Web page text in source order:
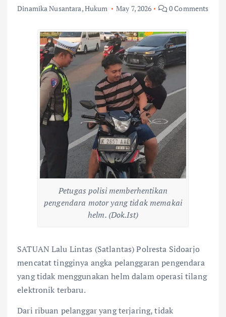
Dinamika Nusantara,Hukum May 7, 2026 0 Comments
Petugas polisi memberhentikan
pengendara motor yang tidak memakai
helm. (Dok.Ist)
SATUAN Lalu Lintas (Satlantas) Polresta Sidoarjo
mencatat tingginya angka pelanggaran pengendara
yang tidak menggunakan helm dalam operasi tilang
elektronik terbaru.
Dari ribuan pelanggar yang terjaring, tidak